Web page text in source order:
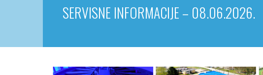
SERVISNE INFORMACIJE – 08.06.2026.